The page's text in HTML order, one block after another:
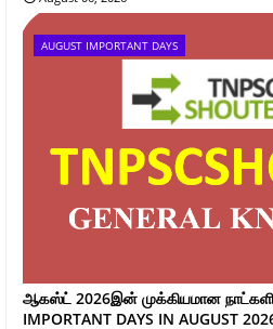
AUGUST IMPORTANT DAYS
ஆகஸ்ட் 2026இன் முக்கியமான
IMPORTANT DAYS IN AUGUST